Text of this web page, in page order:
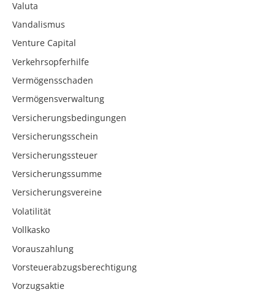
Valuta
Vandalismus
Venture Capital
Verkehrsopferhilfe
Vermögensschaden
Vermögensverwaltung
Versicherungsbedingungen
Versicherungsschein
Versicherungssteuer
Versicherungssumme
Versicherungsvereine
Volatilität
Vollkasko
Vorauszahlung
Vorsteuerabzugsberechtigung
Vorzugsaktie